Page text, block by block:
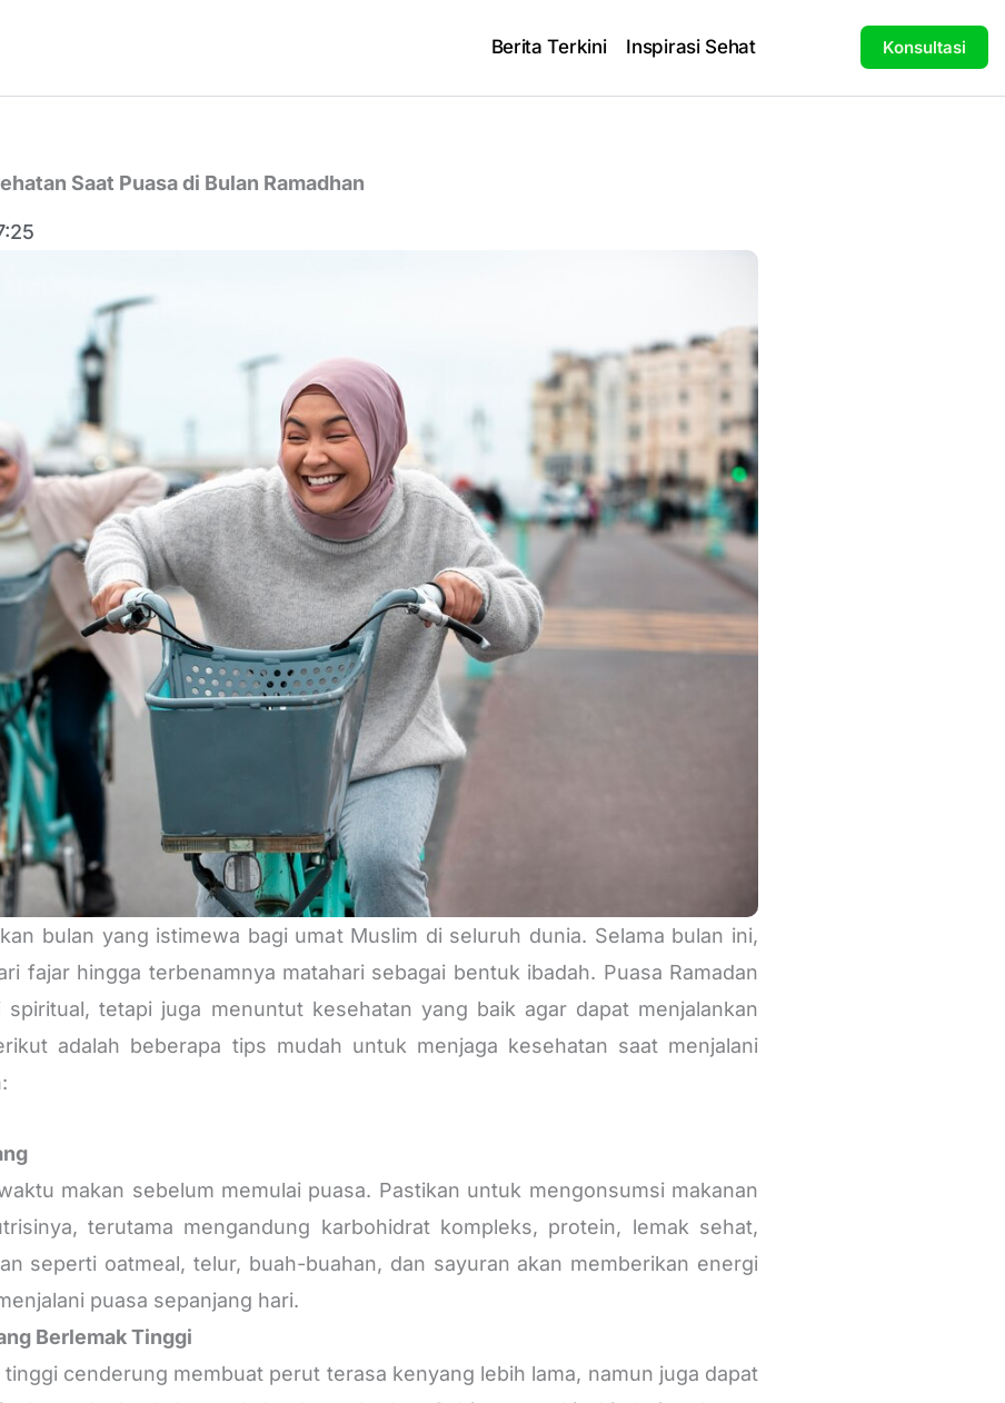
Berita Terkini Inspirasi Sehat Konsultasi
Saat Puasa di Bulan Ramadhan
bulan yang istimewa bagi umat Muslim di seluruh dunia. Selama bulan ini,
fajar hingga terbenamnya matahari sebagai bentuk ibadah. Puasa Ramadan
spiritual, tetapi juga menuntut kesehatan yang baik agar dapat menjalankan
adalah beberapa tips mudah untuk menjaga kesehatan saat menjalani
makan sebelum memulai puasa. Pastikan untuk mengonsumsi makanan
terutama mengandung karbohidrat kompleks, protein, lemak sehat,
seperti oatmeal, telur, buah-buahan, dan sayuran akan memberikan energi
puasa sepanjang hari.
Berlemak Tinggi
cenderung membuat perut terasa kenyang lebih lama, namun juga dapat